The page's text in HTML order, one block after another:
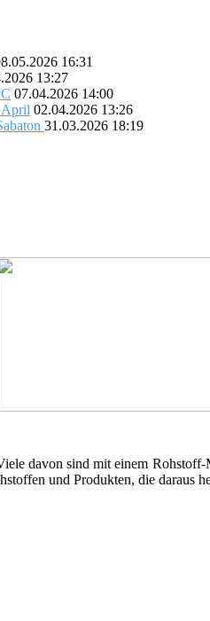
16:31
13:27
07.04.2026 14:00
April 02.04.2026 13:26
31.03.2026 18:19
davon sind mit einem
und Produkten, die daraus